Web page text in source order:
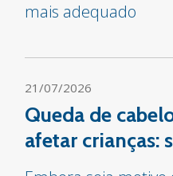
mais adequado
21/07/2026
Queda de
afetar crianças: